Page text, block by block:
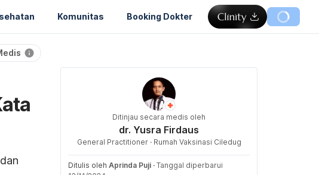
Komunitas Booking Dokter
dan
Ditinjau secara medis oleh
dr. Yusra Firdaus
General Practitioner · Rumah Vaksinasi Ciledug
Ditulis oleh Aprinda Puji · Tanggal diperbarui